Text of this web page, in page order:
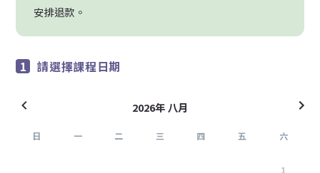
安排退款。
請選擇課程日期
2026年 八月
日 一 二 三 四 五 六
1